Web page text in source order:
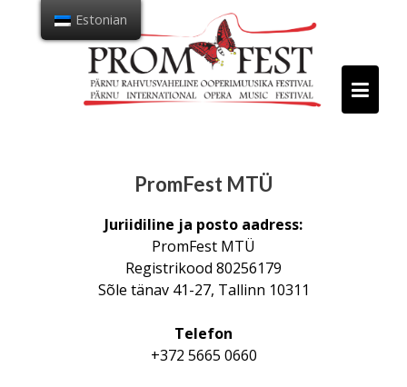
PromFest MTÜ
Juriidiline ja posto aadress:
PromFest MTÜ
Registrikood 80256179
Sõle tänav 41-27, Tallinn 10311
Telefon
+372 5665 0660
Estonian